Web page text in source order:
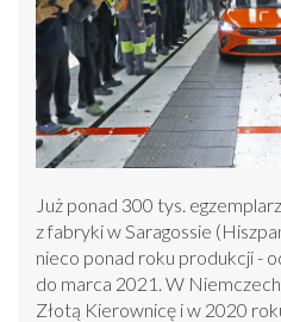
Już ponad 300 tys.
z fabryki w Saragossie
nieco ponad roku produkcji -
do marca 2021. W
Złotą Kierownicę i w 2020